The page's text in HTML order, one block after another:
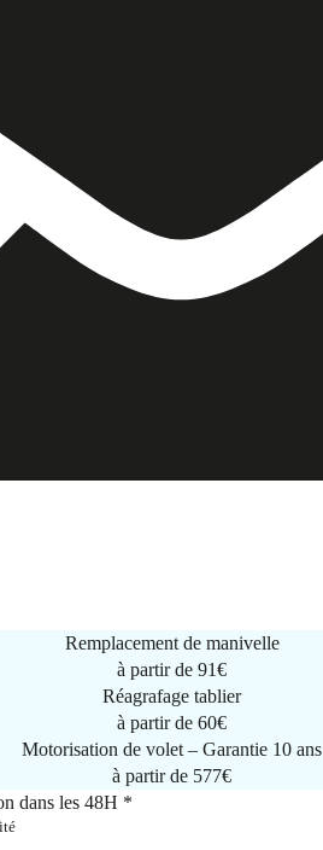
Remplacement de manivelle
à partir de91€
Réagrafage tablier
à partir de60€
Motorisation de volet – Garantie 10 ans
à partir de 577€
dans les 48H *